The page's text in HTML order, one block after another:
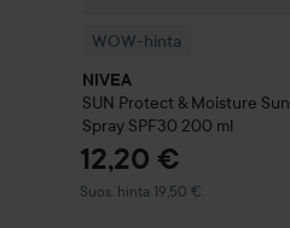
WOW-hinta
NIVEA
SUN Protect & Moisture Sun
Spray SPF30 200 ml
12,20 €
Suos. hinta 19,50 €
Suositeltu hinta 19,50 €